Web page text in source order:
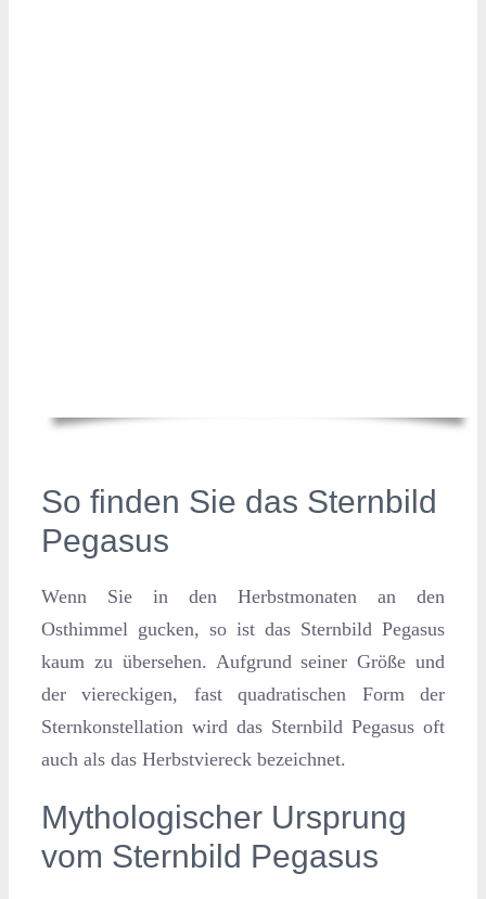
So finden Sie das Sternbild
Pegasus
Wenn Sie in den Herbstmonaten an den
Osthimmel gucken, so ist das Sternbild Pegasus
kaum zu übersehen. Aufgrund seiner Größe und
der viereckigen, fast quadratischen Form der
Sternkonstellation wird das Sternbild Pegasus oft
auch als das Herbstviereck bezeichnet.
Mythologischer Ursprung
vom Sternbild Pegasus